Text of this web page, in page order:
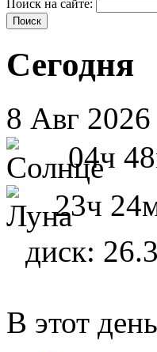
Поиск на сайте:
Сегодня
8 Авг
04ч
23ч
диск:
В этот